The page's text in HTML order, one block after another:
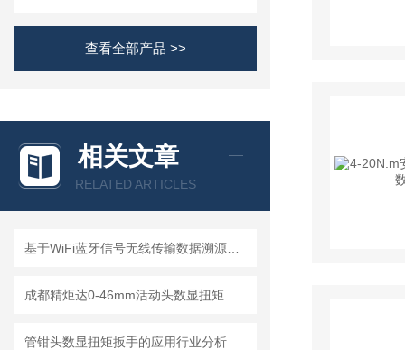
查看全部产品 >>
相关文章
RELATED ARTICLES
管钳头数显扭矩扳手的应用行业分析